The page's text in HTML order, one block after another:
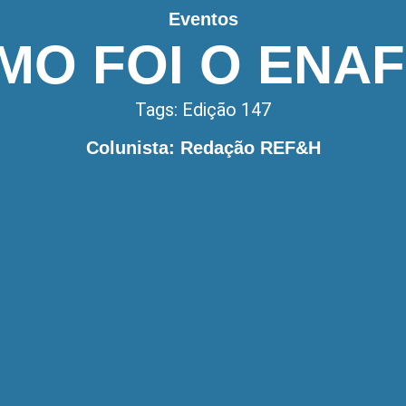
Eventos
FOI O
Tags: Edição 147
Colunista: Redação REF&H